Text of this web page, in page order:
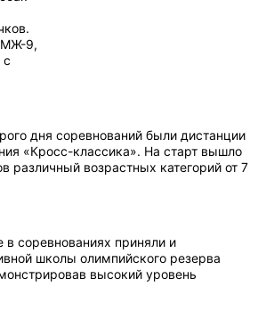
МЖ-9,
с
дня соревнований были дистанции
«Кросс-классика». На старт вышло
различный возрастных категорий от 7
в соревнованиях приняли и
школы олимпийского резерва
высокий уровень